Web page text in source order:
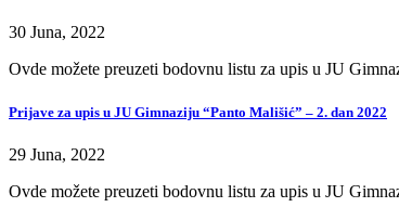
30 Juna, 2022
Ovde možete preuzeti bodovnu listu za upis u JU
Prijave za upis u JU Gimnaziju “Panto Mališić” – 2. dan 2022
29 Juna, 2022
Ovde možete preuzeti bodovnu listu za upis u JU